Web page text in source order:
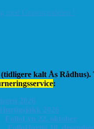
kalt Ås Rådhus).
:
2026
2026
FolloLyn 22. oktober